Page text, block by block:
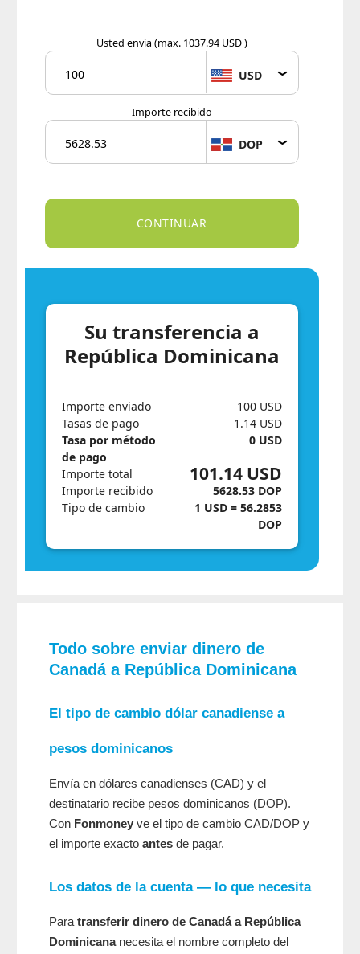
Usted envía (max. 1037.94 USD )
USD
Importe recibido
DOP
Su transferencia a
República Dominicana
Importe enviado
Tasas de pago
Tasa por método
de pago
100 USD
1.14 USD
0 USD
Importe total
Importe recibido
101.14 USD
5628.53 DOP
Tipo de cambio
1 USD = 56.2853
DOP
Todo sobre enviar dinero de
Canadá a República Dominicana
El tipo de cambio dólar canadiense a
pesos dominicanos
Envía en dólares canadienses (CAD) y el
destinatario recibe pesos dominicanos (DOP).
Con Fonmoney ve el tipo de cambio CAD/DOP y
el importe exacto antes de pagar.
Los datos de la cuenta — lo que necesita
Para transferir dinero de Canadá a República
Dominicananecesita el nombre completo del